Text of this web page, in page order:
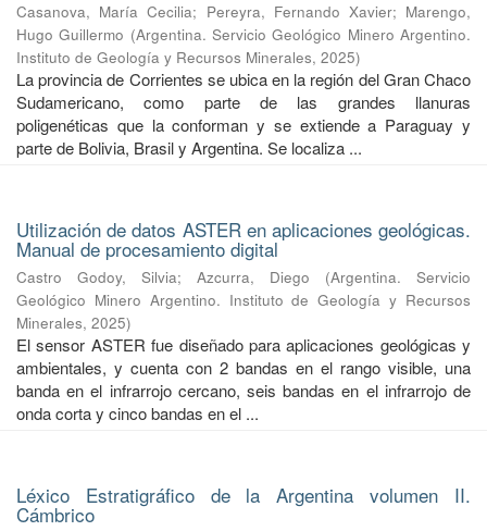
Casanova, María Cecilia; Pereyra, Fernando Xavier; Marengo,
Hugo Guillermo (Argentina. Servicio Geológico Minero Argentino.
Instituto de Geología y Recursos Minerales, 2025)
La provincia de Corrientes se ubica en la región del Gran Chaco
Sudamericano, como parte de las grandes llanuras
poligenéticas que la conforman y se extiende a Paraguay y
parte de Bolivia, Brasil y Argentina. Se localiza ...
Utilización de datos ASTER en aplicaciones geológicas.
Manual de procesamiento digital
Castro Godoy, Silvia; Azcurra, Diego (Argentina. Servicio
Geológico Minero Argentino. Instituto de Geología y Recursos
Minerales, 2025)
El sensor ASTER fue diseñado para aplicaciones geológicas y
ambientales, y cuenta con 2 bandas en el rango visible, una
banda en el infrarrojo cercano, seis bandas en el infrarrojo de
onda corta y cinco bandas en el ...
Léxico Estratigráfico de la Argentina volumen II.
Cámbrico